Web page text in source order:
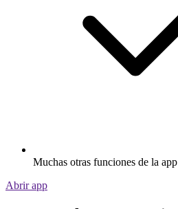
Muchas otras funciones de la app
Abrir app